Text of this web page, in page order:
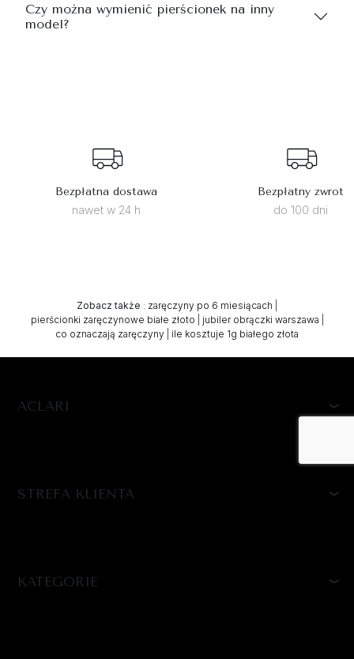
Czy można wymienić pierścionek na inny
model?
Bezpłatna dostawa
nawet w 24 h
Bezpłatny zwrot
do 100 dni
Zobacz także : zaręczyny po 6 miesiącach
pierścionki zaręczynowe białe złoto
jubiler obrączki warszawa
co oznaczają zaręczyny
ile kosztuje 1g białego złota
ACLARI
STREFA KLIENTA
KATEGORIE